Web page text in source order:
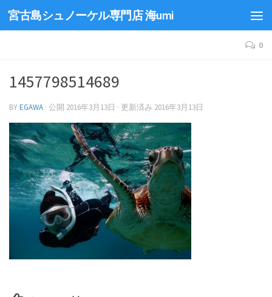
宮古島シュノーケル専門店 海umi
0
1457798514689
BYEGAWA · 公開 2016年3月13日 · 更新済み 2016年3月13日